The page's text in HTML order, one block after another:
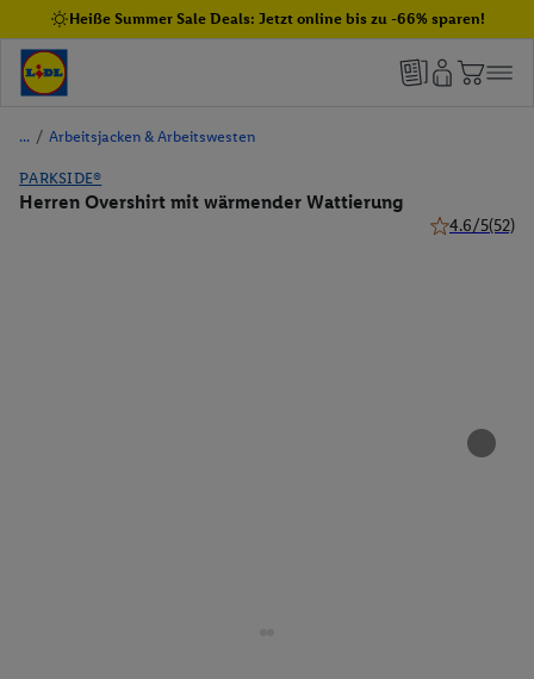
Heiße Summer Sale Deals: Jetzt online bis zu -66% sparen!
/ Arbeitsjacken & Arbeitswesten
PARKSIDE®
Herren Overshirt mit wärmender Wattierung
4.6/5(52)